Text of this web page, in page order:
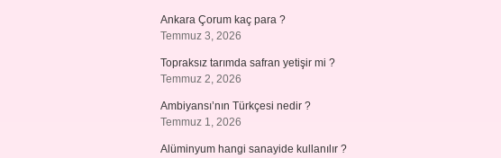
Ankara Çorum kaç para ?
Temmuz 3, 2026
Topraksız tarımda safran yetişir mi ?
Temmuz 2, 2026
Ambiyansı’nın Türkçesi nedir ?
Temmuz 1, 2026
Alüminyum hangi sanayide kullanılır ?